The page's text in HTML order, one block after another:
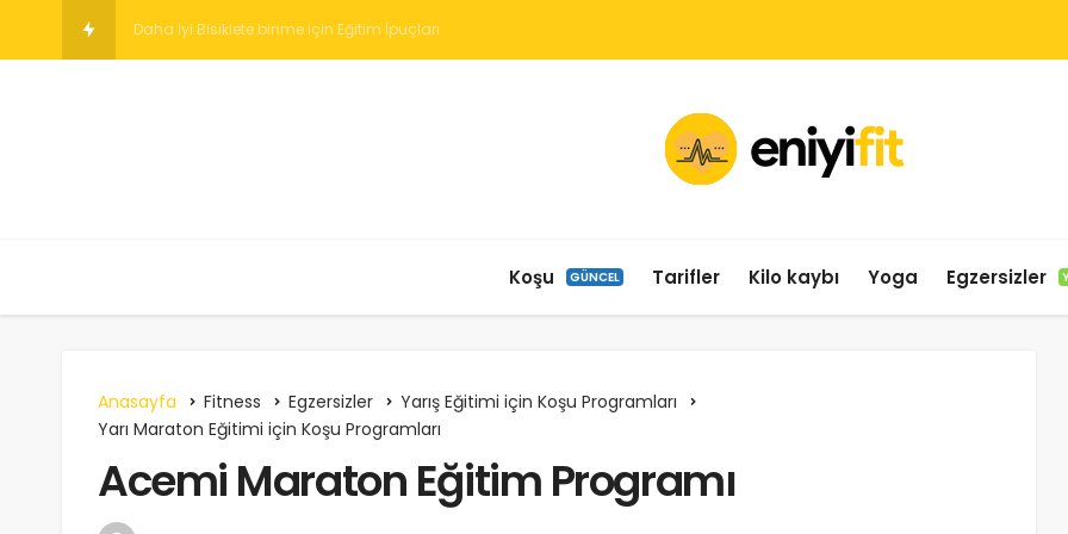
Boş Bir Karın Üzerind
Koşu GÜNCEL Tarifler Kilo kaybı Yoga Egzersizler
Anasayfa Fitness Egzersizler
Yarış Eğitimi için Koşu Programları
Yarı Maraton Eğitimi için Koşu Programları
Acemi Maraton Eğitim Programı